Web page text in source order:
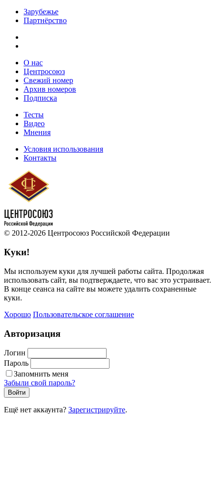
Зарубежье
Партнёрство
О нас
Центросоюз
Свежий номер
Архив номеров
Подписка
Тесты
Видео
Мнения
Условия использования
Контакты
© 2012-2026 Центросоюз Российской Федерации
Куки!
Мы используем куки для лучшей работы сайта. Продолжая
использовать сайт, вы подтверждаете, что вас это устраивает.
В конце сеанса на сайте вы можете удалить сохраненные
куки.
Хорошо Пользовательское соглашение
Авторизация
Логин
Пароль
Запомнить меня
Забыли свой пароль?
Войти
Ещё нет аккаунта? Зарегистрируйте.